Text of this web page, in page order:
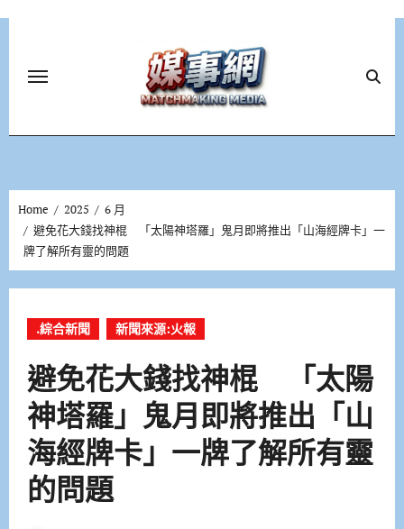
Home 2025
6 月
避免花大錢找神棍 「太陽神塔羅」鬼月即將推出「山海經牌卡」一
牌了解所有靈的問題
.綜合新聞 新聞來源:火報
避免花大錢找神棍 「太陽
神塔羅」鬼月即將推出「山
海經牌卡」一牌了解所有靈
的問題